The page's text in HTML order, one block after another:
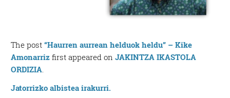
The post“Haurren aurrean helduok heldu” – Kike
Amonarriz first appeared onJAKINTZA IKASTOLA
ORDIZIA.
Jatorrizko albistea irakurri.